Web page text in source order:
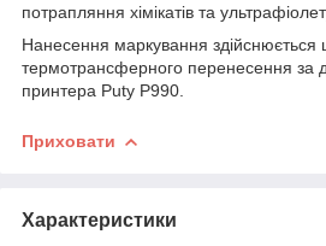
потрапляння хімікатів та
Нанесення маркування здійснюється
термотрансферного перенесення за
принтера Puty P990.
Приховати
Характеристики